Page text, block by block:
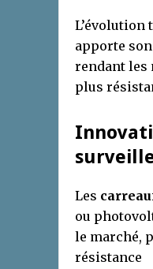
L’évolution
apporte
rendant les
plus
Les
ou
le marché,
résistance